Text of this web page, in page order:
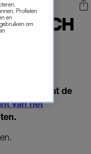
DE
op dat de
van het
Profielen
en
om